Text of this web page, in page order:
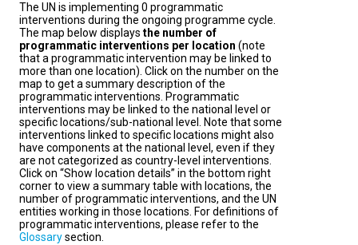
The UN is implementing 0 programmatic
interventions during the ongoing programme cycle.
The map below displays the number of
programmatic interventions per location (note
that a programmatic intervention may be linked to
more than one location). Click on the number on the
map to get a summary description of the
programmatic interventions. Programmatic
interventions may be linked to the national level or
specific locations/sub-national level. Note that some
interventions linked to specific locations might also
have components at the national level, even if they
are not categorized as country-level interventions.
Click on “Show location details” in the bottom right
corner to view a summary table with locations, the
number of programmatic interventions, and the UN
entities working in those locations. For definitions of
programmatic interventions, please refer to the
Glossarysection.